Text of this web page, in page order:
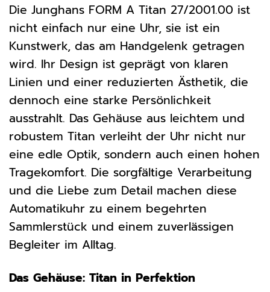
Die Junghans FORM A Titan 27/2001.00 ist
nicht einfach nur eine Uhr, sie ist ein
Kunstwerk, das am Handgelenk getragen
wird. Ihr Design ist geprägt von klaren
Linien und einer reduzierten Ästhetik, die
dennoch eine starke Persönlichkeit
ausstrahlt. Das Gehäuse aus leichtem und
robustem Titan verleiht der Uhr nicht nur
eine edle Optik, sondern auch einen hohen
Tragekomfort. Die sorgfältige Verarbeitung
und die Liebe zum Detail machen diese
Automatikuhr zu einem begehrten
Sammlerstück und einem zuverlässigen
Begleiter im Alltag.
Das Gehäuse: Titan in Perfektion